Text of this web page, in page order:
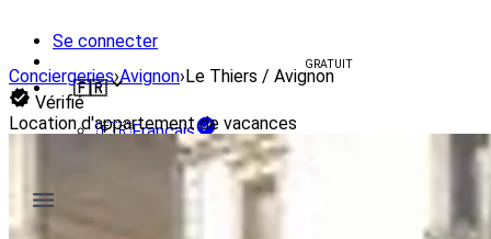
Se connecter
GRATUIT
🇫🇷
🇫🇷Français
English
Conciergeries›Avignon› Le Thiers / Avignon
Vérifié
Location d'appartement de vacances